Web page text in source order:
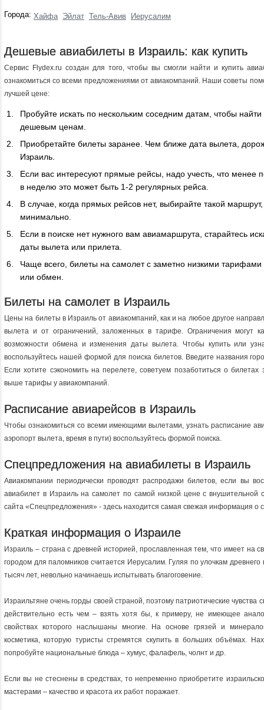
Города: Хайфа Эйлат Тель-Авив Иерусалим
Дешевые авиабилеты в Израиль: как купить
Сервис Flydex.ru создан для того, чтобы вы смогли найти и купить
ознакомиться со всеми предложениями от авиакомпаний. Наши советы
лучшей цене:
Пробуйте искать по нескольким соседним датам, чтобы
дешевым ценам.
Приобретайте билеты заранее. Чем ближе дата вылета,
Израиль.
Если вас интересуют прямые рейсы, надо учесть, что
в неделю это может быть 1-2 регулярных рейса.
В случае, когда прямых рейсов нет, выбирайте такой
минимально.
Если в поиске нет нужного вам авиамаршрута, старайтесь
даты вылета или прилета.
Чаще всего, билеты на самолет с заметно низкими тарифами
или обмен.
Билеты на самолет в Израиль
Цены на билеты в Израиль от авиакомпаний, как и на любое другое
вылета и от ограничений, заложенных в тарифе. Ограничения могут
возможности обмена и изменения даты вылета. Чтобы купить или
воспользуйтесь нашей формой для поиска билетов. Введите названия
Если хотите сэкономить на перелете, советуем позаботиться о
выше тарифы у авиакомпаний.
Расписание авиарейсов в Израиль
Чтобы ознакомиться со всеми имеющими вылетами, узнать расписание
аэропорт вылета, время в пути) воспользуйтесь формой поиска.
Спецпредложения на авиабилеты в Израиль
Авиакомпании периодически проводят распродажи билетов, если вы
авиабилет в Израиль на самолет по самой низкой цене с внушительной
сайта «Спецпредложения» - здесь находится самая свежая информация о
Краткая информация о Израиле
Израиль – страна с древней историей, прославленная тем, что имеет на
городом для паломников считается Иерусалим. Гуляя по улочкам
тысяч лет, невольно начинаешь испытывать благоговение.
Израильтяне очень горды своей страной, поэтому патриотические
действительно есть чем – взять хотя бы, к примеру, не имеющее
свойствах которого наслышаны многие. На основе грязей и
косметика, которую туристы стремятся скупить в больших объёмах.
попробуйте национальные блюда – хумус, фалафель, чолнт и др.
Если вы не стеснены в средствах, то непременно приобретите
мастерами – качество и красота их работ поражает.